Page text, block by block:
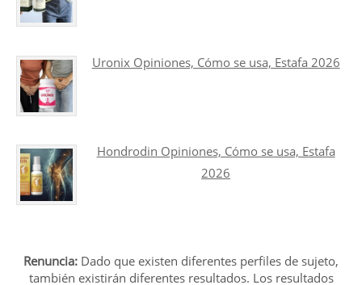
Uronix Opiniones, Cómo se usa, Estafa 2026
Hondrodin Opiniones, Cómo se usa, Estafa
2026
Renuncia: Dado que existen diferentes perfiles de sujeto,
también existirán diferentes resultados. Los resultados